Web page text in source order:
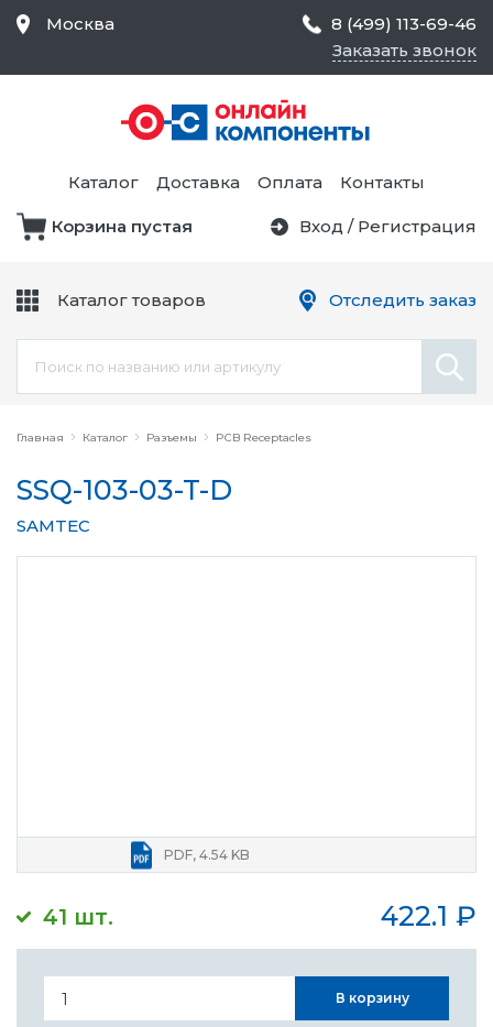
Главная Каталог Разъемы PCB Receptacles
SSQ-103-03-T-D
SAMTEC
41 шт. 422.1 ₽
PDF, 4.54 KB
В корзину
Москва
8 (499) 113-69-46
Заказать звонок
Каталог Доставка Оплата Контакты
Корзина пустая Вход / Регистрация
Каталог товаров
Средства Контроля
Статического
Электричества и
Безопасности,
Товары для Чистых
Цепи
Оборудование
Отследить заказ